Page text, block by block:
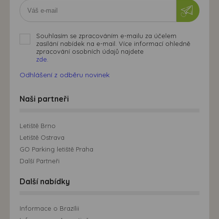
Souhlasím se zpracováním e-mailu za účelem
zasílání nabídek na e-mail. Více informací ohledně
zpracování osobních údajů najdete
zde.
Odhlášení z odběru novinek
Naši partneři
Letiště Brno
Letiště Ostrava
GO Parking letiště Praha
Další Partneři
Další nabídky
Informace o Brazílii